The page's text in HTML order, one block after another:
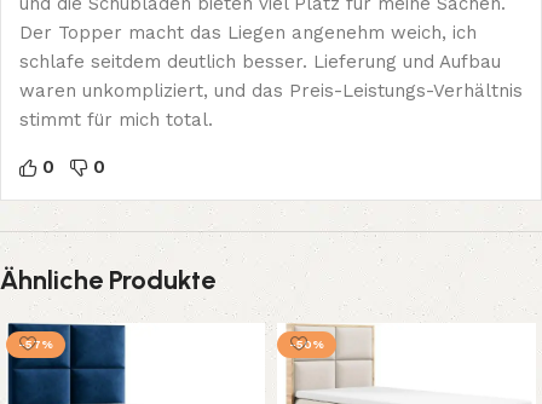
Der Topper macht das Liegen angenehm weich, ich
schlafe seitdem deutlich besser. Lieferung und Aufbau
waren unkompliziert, und das Preis-Leistungs-Verhältnis
stimmt für mich total.
0 0
Ähnliche Produkte
-57% -50%